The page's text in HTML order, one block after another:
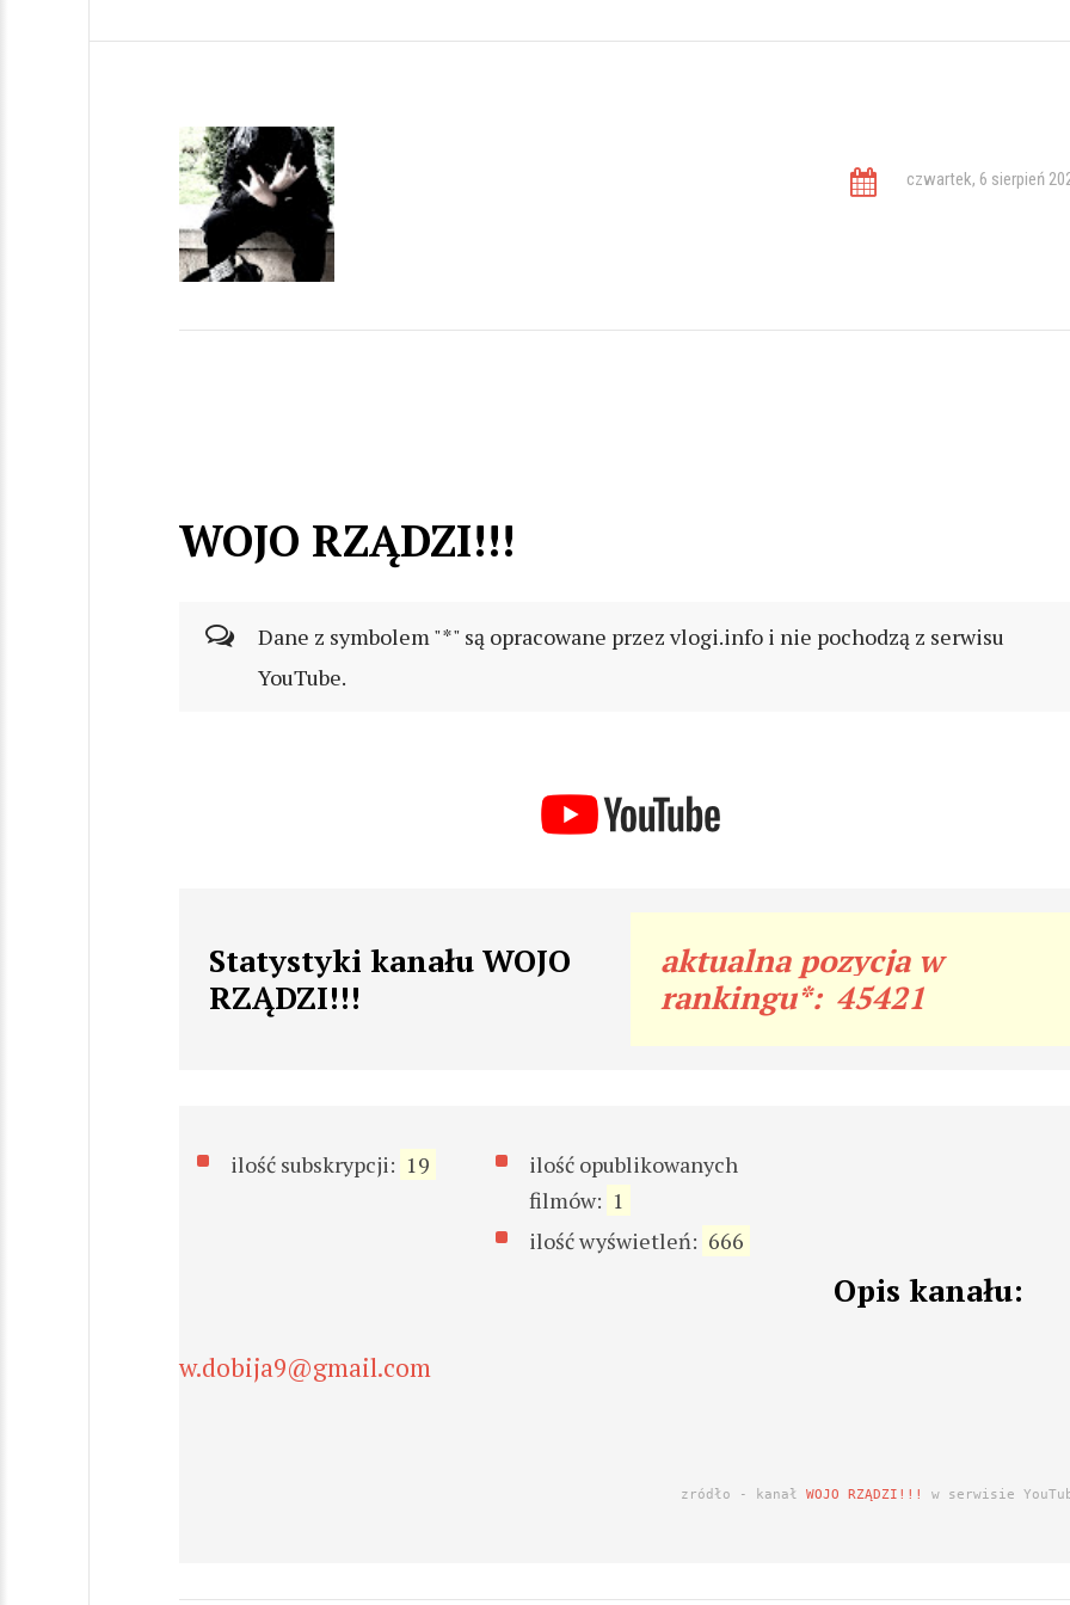
czwartek, 6 sierpień
WOJO RZĄDZI!!!
Dane z symbolem "*" są opracowane przez vlogi.info i nie pochodzą z serwisu
YouTube.
Statystyki kanału WOJO
RZĄDZI!!!
aktualna pozycja w
rankingu*: 45421
ilość subskrypcji: 19
ilość opublikowanych
filmów: 1
ilość wyświetleń: 666
Opis kanału:
w.dobija9@gmail.com
zródło - kanałWOJO RZĄDZI!!! w serwisie